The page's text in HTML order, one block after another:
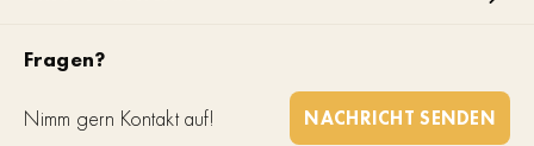
Fragen?
Nimm gern Kontakt auf! NACHRICHT SENDEN